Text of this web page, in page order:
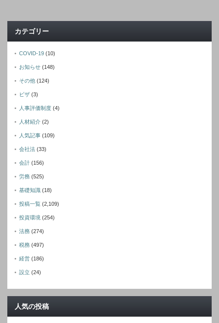
カテゴリー
COVID-19 (10)
お知らせ (148)
その他 (124)
ビザ (3)
人事評価制度 (4)
人材紹介 (2)
人気記事 (109)
会社法 (33)
会計 (156)
労務 (525)
基礎知識 (18)
投稿一覧 (2,109)
投資環境 (254)
法務 (274)
税務 (497)
経営 (186)
設立 (24)
人気の投稿